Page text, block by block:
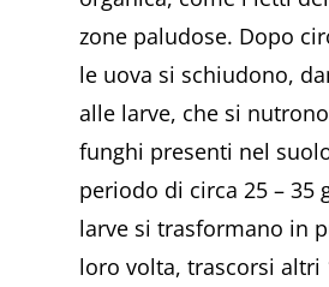
zone paludose. Dopo
le uova si schiudono,
alle larve, che si
funghi presenti nel
periodo di circa 25 – 35
larve si trasformano in
loro volta, trascorsi altri